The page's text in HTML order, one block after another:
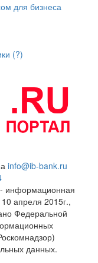
для бизнеса
(?)
info@ib-bank.ru
информационная
апреля 2015г.,
Федеральной
данных.